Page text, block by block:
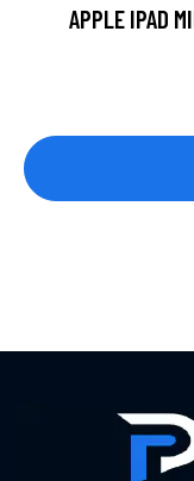
APPLE IPAD